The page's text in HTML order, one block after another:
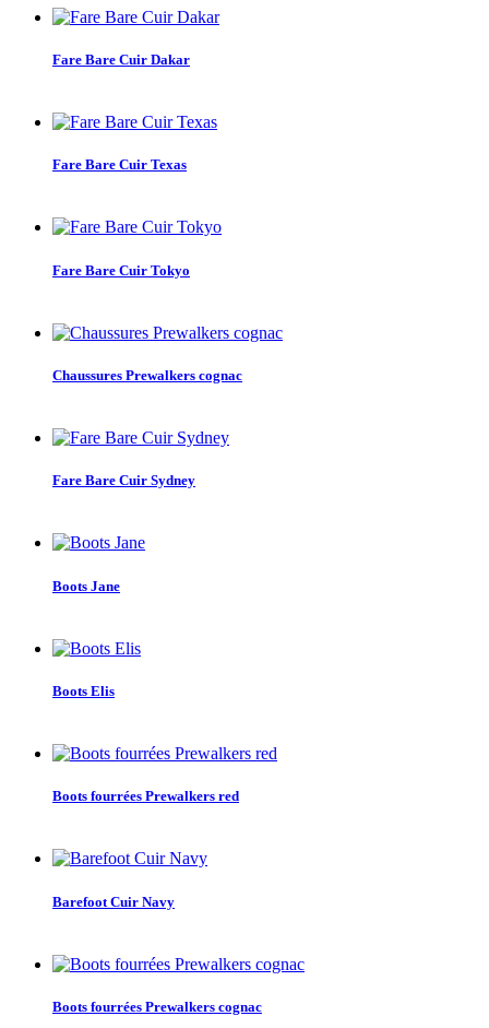
Fare Bare Cuir Dakar
Fare Bare Cuir Texas
Fare Bare Cuir Tokyo
Chaussures Prewalkers cognac
Fare Bare Cuir Sydney
Boots Jane
Boots Elis
Boots fourrées Prewalkers red
Barefoot Cuir Navy
Boots fourrées Prewalkers cognac